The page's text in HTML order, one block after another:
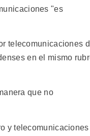
"es
telecomunicaciones
en el mismo
que no
y telecomunicaciones